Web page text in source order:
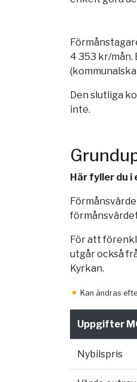
4 353 kr/
Den slutliga
inte.
Här fyller du
För att
utgår också
Kyrkan.
Kan ändras
Uppgifter
Nybilspris